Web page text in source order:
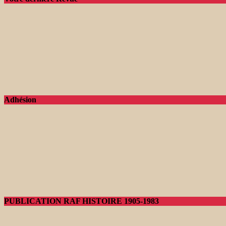
Adhésion
PUBLICATION RAF HISTOIRE 1905-1983